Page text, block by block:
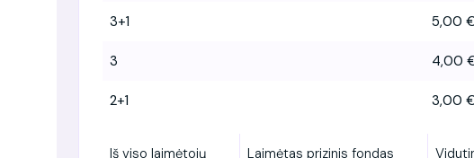
3+1 5,00
3 4,00
2+1 3,00
Iš viso laimėtojų Laimėtas prizinis fondas